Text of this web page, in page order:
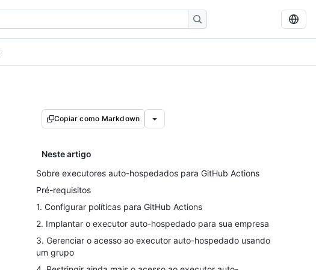
Copiar como Markdown
Neste artigo
Sobre executores auto-hospedados para GitHub Actions
Pré-requisitos
1. Configurar políticas para GitHub Actions
2. Implantar o executor auto-hospedado para sua empresa
3. Gerenciar o acesso ao executor auto-hospedado usando
um grupo